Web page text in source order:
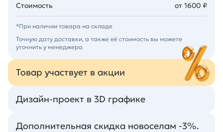
Стоимость
от 1600 ₽
*При наличии товара на складе
Точную дату доставки, а также её стоимость вы можете
уточнить у менеджера
Товар участвует в акции
Дизайн-проект в 3D графике
Дополнительная скидка новоселам -3%.